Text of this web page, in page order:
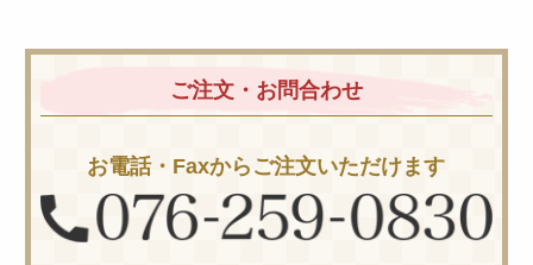
ご注文・お問合わせ
お電話・Faxからご注文いただけます